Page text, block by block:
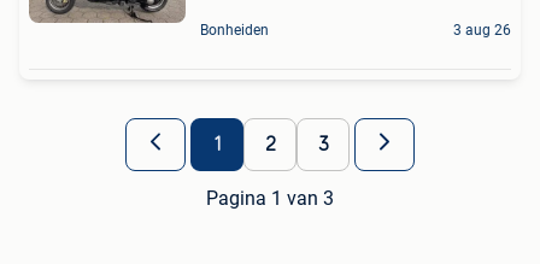
Bonheiden 3 aug 26
1 2 3
Pagina 1 van 3